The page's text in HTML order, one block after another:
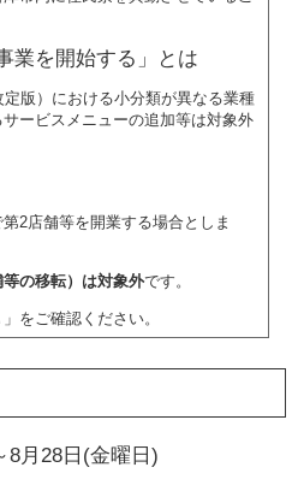
業を開始する」とは​
版）における小分類が異なる業種
ービスメニューの追加等は対象外
2店舗等を開業する場合としま
の移転）は対象外です。
をご確認ください。
8月28日(金曜日)